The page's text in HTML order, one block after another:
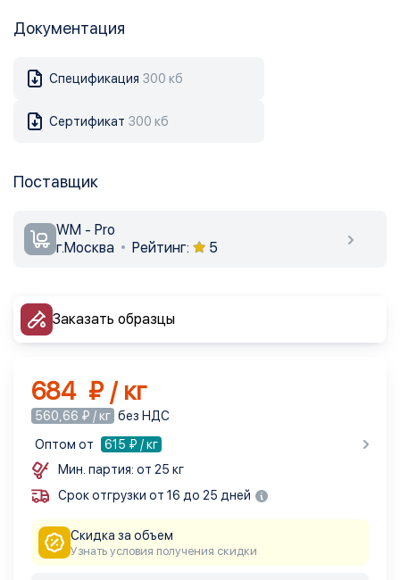
Документация
Спецификация 300 кб
Сертификат 300 кб
Поставщик
WM - Pro
г.Москва
Рейтинг: 5
Заказать образцы
684 ₽ / кг
560,66 ₽ / кг без НДС
Оптом от
615 ₽ / кг
Мин. партия: от 25 кг
Срок отгрузки от 16 до 25 дней
Скидка за объем
Узнать условия получения скидки